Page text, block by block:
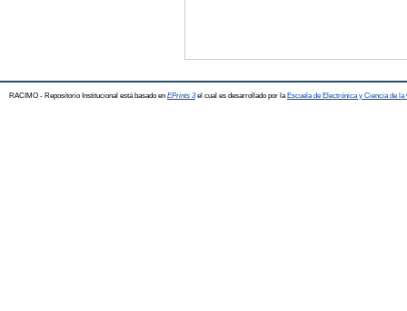
RACIMO - Repositorio Institucional está basado en EPrints 3el cual es desarrollado por la Escuela de Electrónica y Ciencia de la